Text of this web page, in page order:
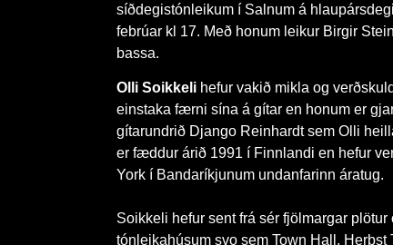
síðdegistónleikum í Salnum á
febrúar kl 17. Með honum leikur Birgir
bassa.
Olli Soikkeli hefur vakið mikla og
einstaka færni sína á gítar en honum er
gítarundrið Django Reinhardt sem Olli
er fæddur árið 1991 í Finnlandi en hefur
York í Bandaríkjunum undanfarinn áratug.
Soikkeli hefur sent frá sér fjölmargar plötur
tónleikahúsum svo sem Town Hall, Herbst